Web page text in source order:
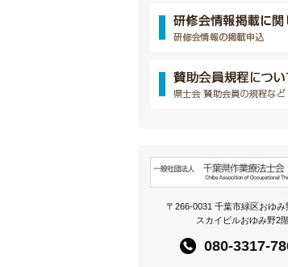
〒266-0031 千葉市緑区おゆみ
スカイビルおゆみ野2
080-3317-